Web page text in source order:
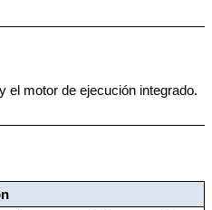
el motor de ejecución integrado.